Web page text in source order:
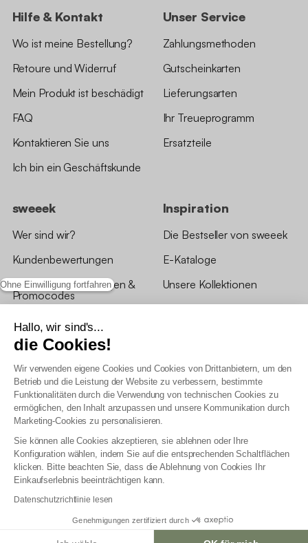
Ohne Einwilligung fortfahren
Hallo, wir sind's...
die Cookies!
Wir verwenden eigene Cookies und Cookies von Drittanbietern, um den
Betrieb und die Leistung der Website zu verbessern, bestimmte
Funktionalitäten durch die Verwendung von technischen Cookies zu
ermöglichen, den Inhalt anzupassen und unsere Kommunikation durch
Marketing-Cookies zu personalisieren.
Sie können alle Cookies akzeptieren, sie ablehnen oder Ihre
Konfiguration wählen, indem Sie auf die entsprechenden Schaltflächen
klicken. Bitte beachten Sie, dass die Ablehnung von Cookies Ihr
Einkaufserlebnis beeinträchtigen kann.
Datenschutzrichtlinie lesen
Genehmigungen zertifiziert durch
Hilfe & Kontakt
Wo ist meine Bestellung?
Retoure und Widerruf
Mein Produkt ist beschädigt
FAQ
Kontaktieren Sie uns
Ich bin ein Geschäftskunde
Unser Service
Zahlungsmethoden
Gutscheinkarten
Lieferungsarten
Ihr Treueprogramm
Ersatzteile
sweeek
Wer sind wir?
Kundenbewertungen
*Angebotsbedingungen &
Promocodes
Bewertungen von sweeek
Unsere Geschäfte
Inspiration
Die Bestseller von sweeek
E-Kataloge
Unsere Kollektionen
AGB Treueprogramm
Datenschutzrichtlinien
Allgemeine Geschäftsbedingungen für Geschäftskunden
Erklärung zur Barrierefreiheit